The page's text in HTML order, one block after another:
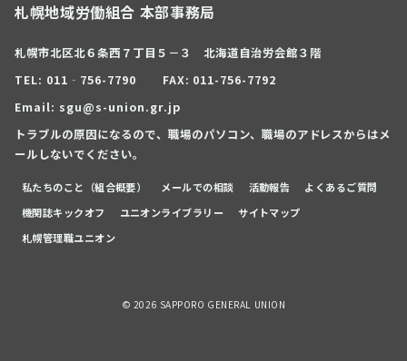
札幌地域労働組合 本部事務局
札幌市北区北６条西７丁目５－３ 北海道自治労会館３階
TEL: 011‐756-7790
FAX: 011-756-7792
Email: sgu@s-union.gr.jp
トラブルの原因になるので、職場のパソコン、職場のアドレスからはメ
ールしないでください。
私たちのこと（組合概要） メールでの相談 活動報告
よくあるご質問
機関誌キックオフ
ユニオンライブラリー
サイトマップ
札幌管理職ユニオン
© 2026 SAPPORO GENERAL UNION